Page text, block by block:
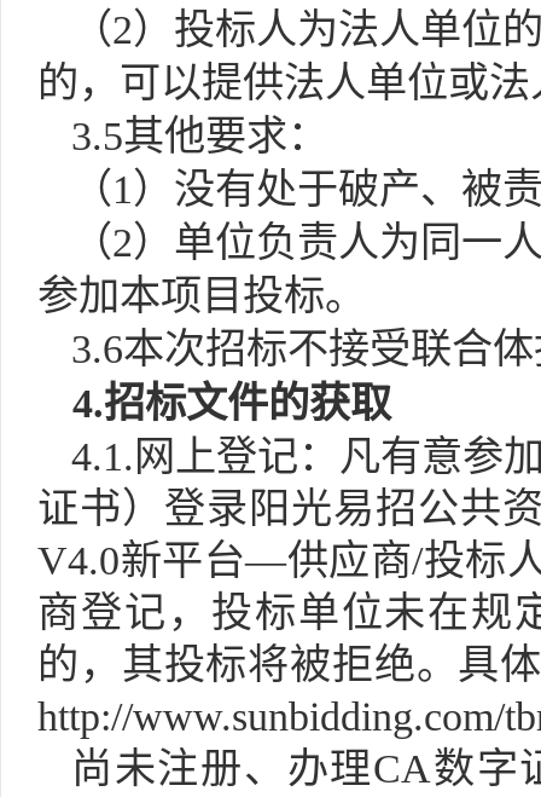
（2）投标人为法人单位
的，可以提供法人单位或
3.5其他要求：
（1）没有处于破产、被
（2）单位负责人为同一
参加本项目投标。
3.6本次招标不接受联合
4.招标文件的获取
4.1.网上登记：凡有意参
证书）登录阳光易招公共
V4.0新平台—供应商/投标
商登记，投标单位未在规
的，其投标将被拒绝。具
http://www.sunbidding.com/
尚未注册、办理CA数字